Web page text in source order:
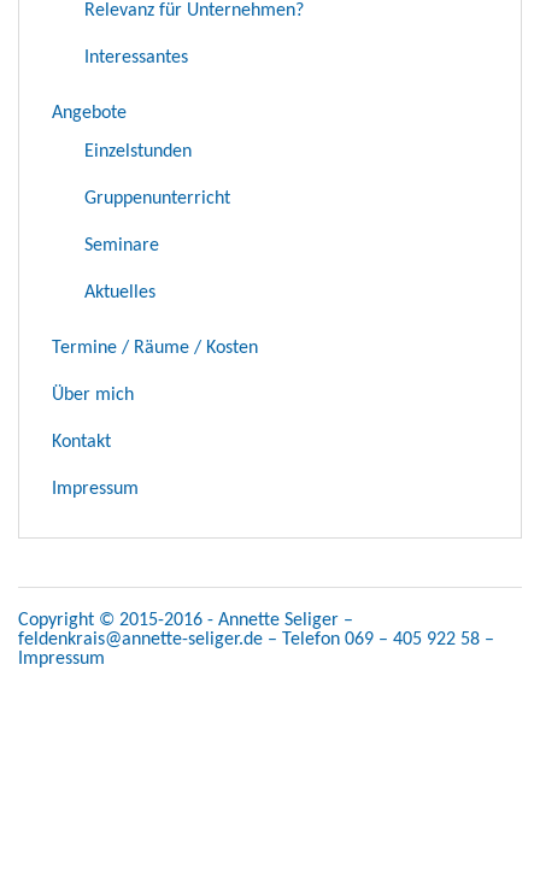
Relevanz für Unternehmen?
Interessantes
Angebote
Einzelstunden
Gruppenunterricht
Seminare
Aktuelles
Termine / Räume / Kosten
Über mich
Kontakt
Impressum
Copyright © 2015-2016 - Annette Seliger –
feldenkrais@annette-seliger.de – Telefon 069 – 405 922 58 –
Impressum